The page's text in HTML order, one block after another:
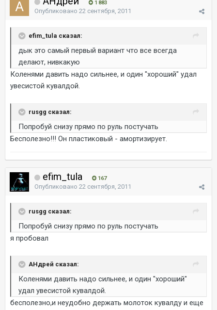
1 883
Опубликовано 22 сентября, 2011
efim_tula сказал:
дык это самый первый вариант что все всегда
делают, нивкакую
Коленями давить надо сильнее, и один "хороший" удал
увесистой кувалдой.
rusgg сказал:
Попробуй снизу прямо по руль постучать
Бесполезно!!! Он пластиковый - амортизирует.
efim_tula 167
Опубликовано 22 сентября, 2011
rusgg сказал:
Попробуй снизу прямо по руль постучать
я пробовал
AHдрей сказал:
Коленями давить надо сильнее, и один "хороший"
удал увесистой кувалдой.
бесполезно,и неудобно держать молоток кувалду и еще